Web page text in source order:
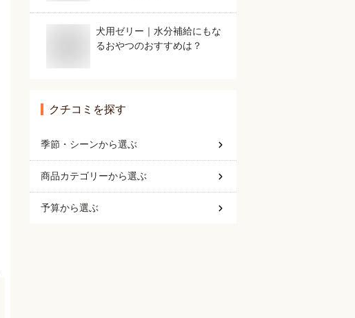
犬用ゼリー｜水分補給にもな
るおやつのおすすめは？
クチコミを探す
季節・シーンから選ぶ
商品カテゴリーから選ぶ
予算から選ぶ